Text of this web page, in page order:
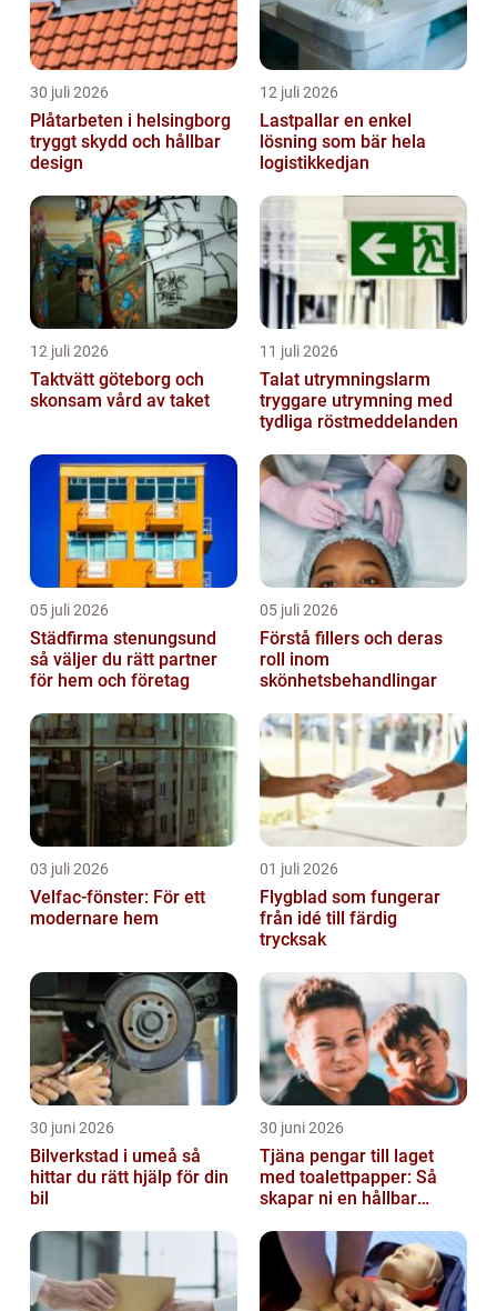
30 juli 2026
Plåtarbeten i helsingborg
tryggt skydd och hållbar
design
12 juli 2026
Lastpallar en enkel
lösning som bär hela
logistikkedjan
12 juli 2026
Taktvätt göteborg och
skonsam vård av taket
11 juli 2026
Talat utrymningslarm
tryggare utrymning med
tydliga röstmeddelanden
05 juli 2026
Städfirma stenungsund
så väljer du rätt partner
för hem och företag
05 juli 2026
Förstå fillers och deras
roll inom
skönhetsbehandlingar
03 juli 2026
Velfac-fönster: För ett
modernare hem
01 juli 2026
Flygblad som fungerar
från idé till färdig
trycksak
30 juni 2026
Bilverkstad i umeå så
hittar du rätt hjälp för din
bil
30 juni 2026
Tjäna pengar till laget
med toalettpapper: Så
skapar ni en hållbar